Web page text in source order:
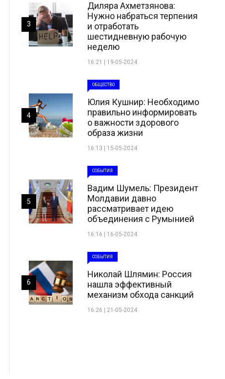
Диляра Ахметзянова:
Нужно набраться терпения
и отработать
шестидневную рабочую
неделю
16:21 | 19-05-2024
3
ОБЩЕСТВО
Юлия Кушнир: Необходимо
правильно информировать
о важности здорового
образа жизни
16:13 | 15-05-2024
4
СОБЫТИЯ
Вадим Шумель: Президент
Молдавии давно
рассматривает идею
объединения с Румынией
16:16 | 16-05-2024
5
СОБЫТИЯ
Николай Шлямин: Россия
нашла эффективный
механизм обхода санкций
16:26 | 21-05-2024
6